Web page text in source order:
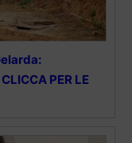
PER LE